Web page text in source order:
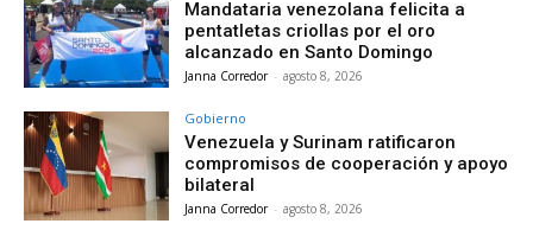
Mandataria venezolana felicita a
pentatletas criollas por el oro
alcanzado en Santo Domingo
Janna Corredor - agosto 8, 2026
Gobierno
Venezuela y Surinam ratificaron
compromisos de cooperación y apoyo
bilateral
Janna Corredor - agosto 8, 2026